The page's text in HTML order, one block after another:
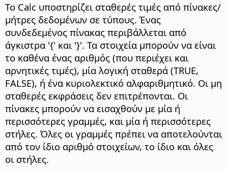
Το Calc υποστηρίζει σταθερές τιμές από πίνακες/
μήτρες δεδομένων σε τύπους. Ένας
συνδεδεμένος πίνακας περιβάλλεται από
άγκιστρα '{' και '}'. Τα στοιχεία μπορούν να είναι
το καθένα ένας αριθμός (που περιέχει και
αρνητικές τιμές), μία λογική σταθερά (TRUE,
FALSE), ή ένα κυριολεκτικό αλφαριθμητικό. Οι μη
σταθερές εκφράσεις δεν επιτρέπονται. Οι
πίνακες μπορούν να εισαχθούν με μία ή
περισσότερες γραμμές, και μία ή περισσότερες
στήλες. Όλες οι γραμμές πρέπει να αποτελούνται
από τον ίδιο αριθμό στοιχείων, το ίδιο και όλες
οι στήλες.